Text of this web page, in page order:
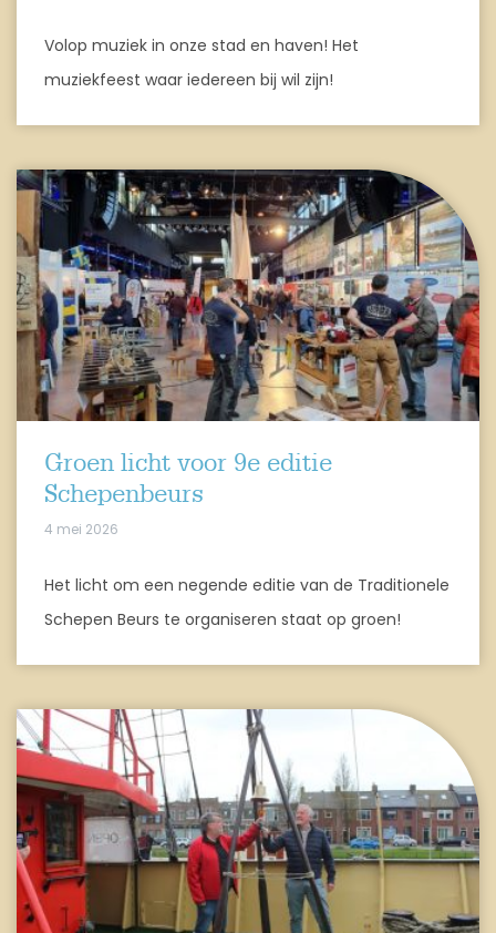
Volop muziek in onze stad en haven! Het
muziekfeest waar iedereen bij wil zijn!
Groen licht voor 9e editie
Schepenbeurs
4 mei 2026
Het licht om een negende editie van de Traditionele
Schepen Beurs te organiseren staat op groen!